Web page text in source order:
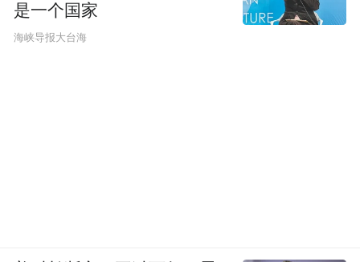
是一个国家
​海峡导报大台海